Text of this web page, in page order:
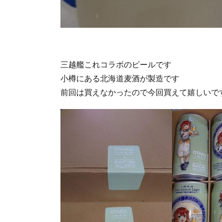
三越艦これコラボのビールです
小樽にある北海道麦酒が製造です
前回は買えなかったので今回買えて嬉しいで